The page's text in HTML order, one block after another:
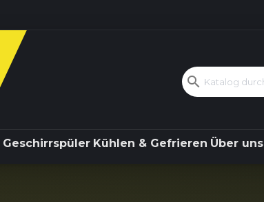
search
Geschirrspüler Kühlen & Gefrieren Über uns